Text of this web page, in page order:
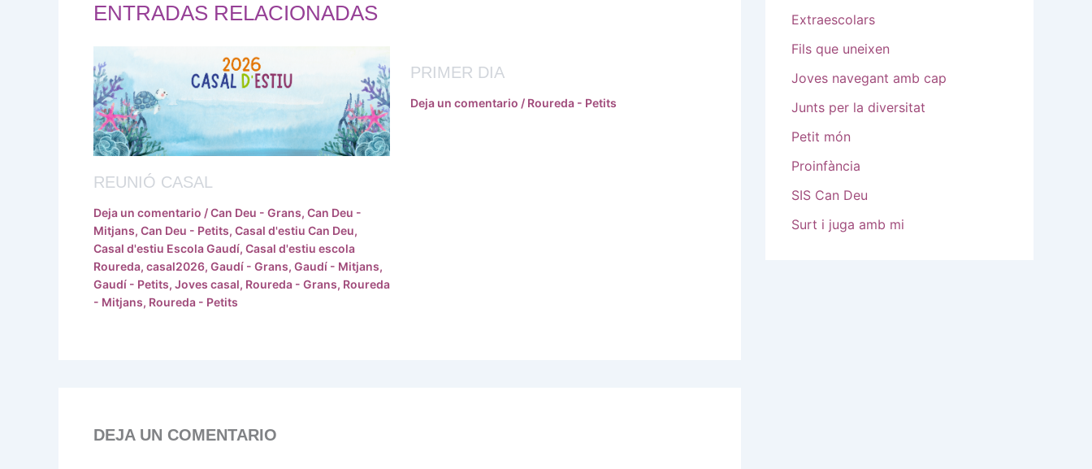
ENTRADAS RELACIONADAS
REUNIÓ CASAL
Deja un comentario /Can Deu - Grans, Can Deu -
Mitjans, Can Deu - Petits, Casal d'estiu Can Deu,
Casal d'estiu Escola Gaudí, Casal d'estiu escola
Roureda, casal2026, Gaudí - Grans, Gaudí - Mitjans,
Gaudí - Petits, Joves casal, Roureda - Grans, Roureda
- Mitjans, Roureda - Petits
PRIMER DIA
Deja un comentario / Roureda - Petits
DEJA UN COMENTARIO
Extraescolars
Fils que uneixen
Joves navegant amb cap
Junts per la diversitat
Petit món
Proinfància
SIS Can Deu
Surt i juga amb mi